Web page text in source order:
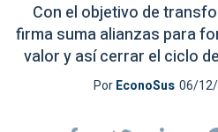
Con el objetivo de
firma suma alianzas para
valor y así cerrar el ciclo
PorEconoSus 06/12/